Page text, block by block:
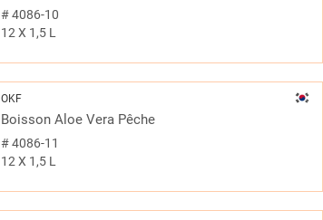
#4086-10
12 X 1,5 L
OKF
Boisson Aloe Vera Pêche
#4086-11
12 X 1,5 L